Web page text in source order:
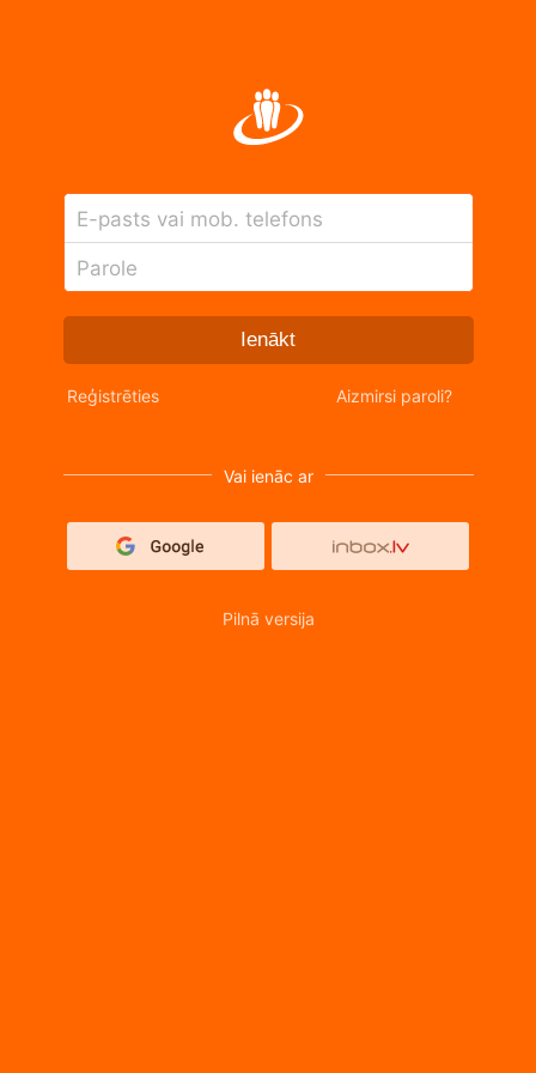
E-pasts vai mob. telefons
Parole
Ienākt
Reģistrēties Aizmirsi paroli?
Vai ienāc ar
Pilnā versija